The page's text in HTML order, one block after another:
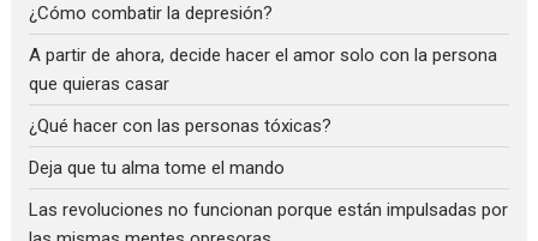
¿Cómo combatir la depresión?
A partir de ahora, decide hacer el amor solo con la persona
que quieras casar
¿Qué hacer con las personas tóxicas?
Deja que tu alma tome el mando
Las revoluciones no funcionan porque están impulsadas por